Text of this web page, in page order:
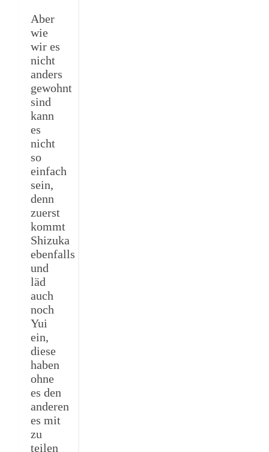
Aber
wie
wir es
nicht
anders
gewohnt
sind
kann
es
nicht
so
einfach
sein,
denn
zuerst
kommt
Shizuka
ebenfalls
und
läd
auch
noch
Yui
ein,
diese
haben
ohne
es den
anderen
es mit
zu
teilen